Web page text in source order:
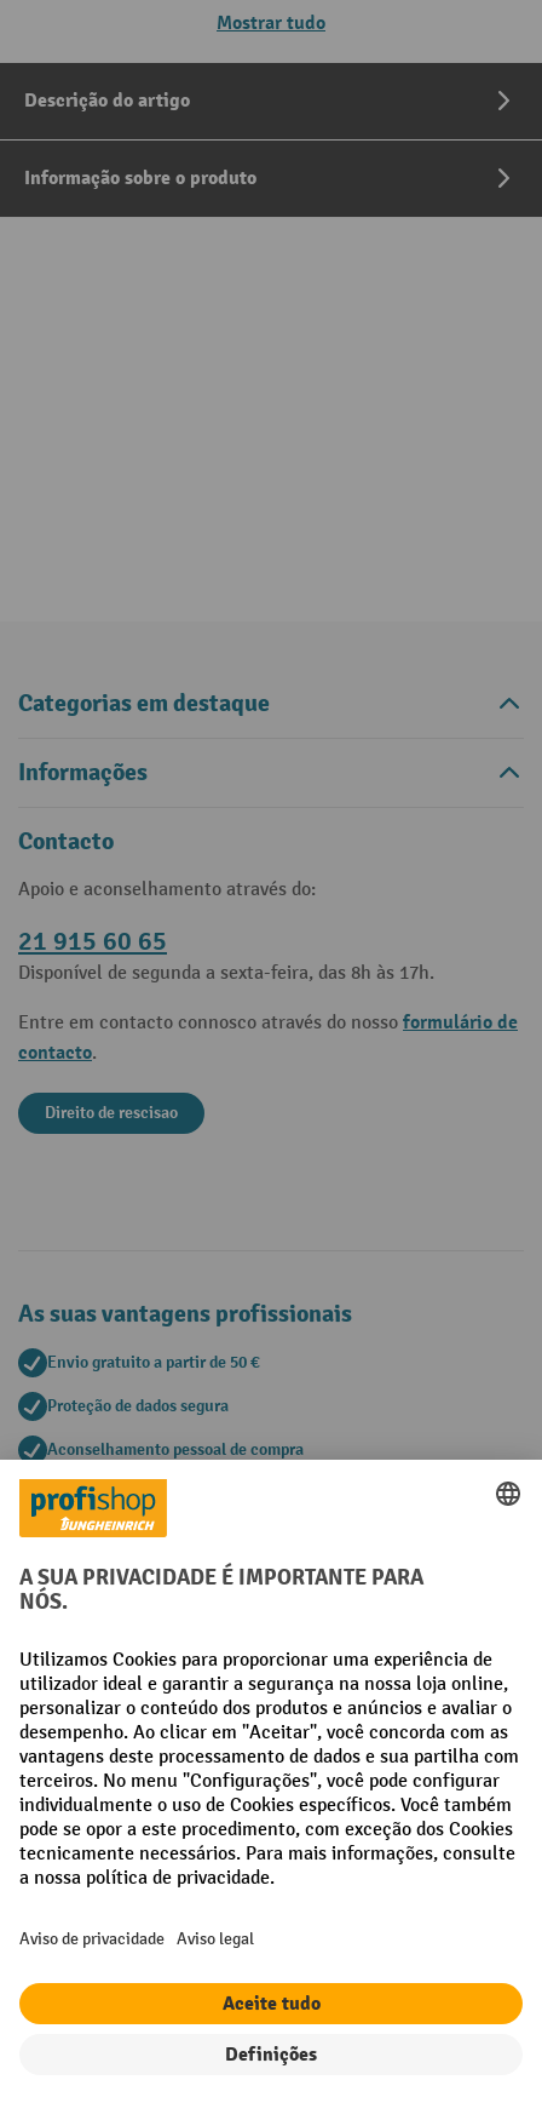
Mostrar tudo
Descrição do artigo
Informação sobre o produto
Categorias em destaque
Informações
Contacto
Apoio e aconselhamento através do:
21 915 60 65
Disponível de segunda a sexta-feira, das 8h às 17h.
Entre em contacto connosco através do nosso formulário de
contacto.
Direito de rescisao
As suas vantagens profissionais
Envio gratuito a partir de 50 €
Proteção de dados segura
Aconselhamento pessoal de compra
Métodos de pagamento
Redes sociais
Facebook
LinkedIn
Instagram
Termos e condições gerais Aviso Legal
Todos os preços excl. IVA maiscustos de envio
¹ O desconto é válido enquanto durarem os stocks. O desconto não se
descontos percentuais ou vouchers.